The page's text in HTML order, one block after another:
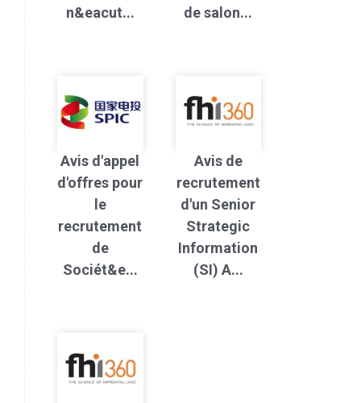
n&eacut... de salon...
Avis d'appel
d'offres pour
le
recrutement
de
Sociét&e...
Avis de
recrutement
d'un Senior
Strategic
Information
(SI) A...